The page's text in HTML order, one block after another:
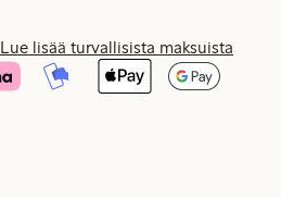
Lue lisää turvallisista maksuista